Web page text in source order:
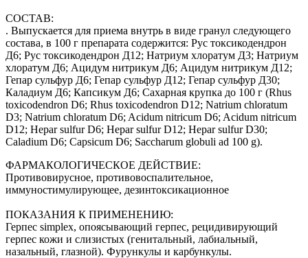
СОСТАВ:
. Выпускается для приема внутрь в виде гранул следующего
состава, в 100 г препарата содержится: Рус токсикодендрон
Д6; Рус токсикодендрон Д12; Натриум хлоратум Д3; Натриум
хлоратум Д6; Ацидум нитрикум Д6; Ацидум нитрикум Д12;
Гепар сульфур Д6; Гепар сульфур Д12; Гепар сульфур Д30;
Каладиум Д6; Капсикум Д6; Сахарная крупка до 100 г (Rhus
toxicodendron D6; Rhus toxicodendron D12; Natrium chloratum
D3; Natrium chloratum D6; Acidum nitricum D6; Acidum nitricum
D12; Hepar sulfur D6; Hepar sulfur D12; Hepar sulfur D30;
Caladium D6; Capsicum D6; Saccharum globuli ad 100 g).
ФАРМАКОЛОГИЧЕСКОЕ ДЕЙСТВИЕ:
Противовирусное, противовоспалительное,
иммуностимулирующее, дезинтоксикационное
ПОКАЗАНИЯ К ПРИМЕНЕНИЮ:
Герпес simplex, опоясывающий герпес, рецидивирующий
герпес кожи и слизистых (генитальный, лабиальный,
назальный, глазной). Фурункулы и карбункулы.